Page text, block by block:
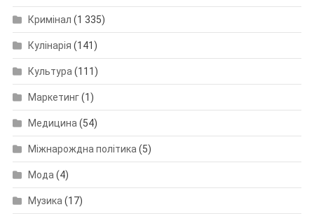
Кримінал (1 335)
Кулінарія (141)
Культура (111)
Маркетинг(1)
Медицина (54)
Міжнарождна політика (5)
Мода (4)
Музика (17)